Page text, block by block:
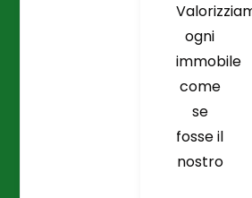
ogni
immobile
come
se
fosse il
nostro